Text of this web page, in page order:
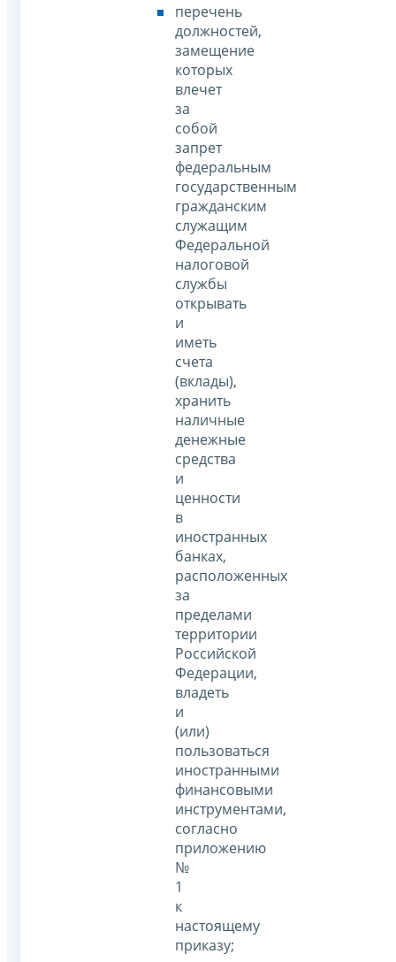
перечень
должностей,
замещение
которых
влечет
за
собой
запрет
федеральным
государственным
гражданским
служащим
Федеральной
налоговой
службы
открывать
и
иметь
счета
(вклады),
хранить
наличные
денежные
средства
и
ценности
в
иностранных
банках,
расположенных
за
пределами
территории
Российской
Федерации,
владеть
и
(или)
пользоваться
иностранными
финансовыми
инструментами,
согласно
приложению
№
1
к
настоящему
приказу;